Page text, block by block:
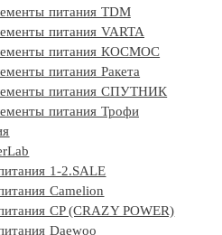
питания TDM
питания VARTA
питания КОСМОС
питания Ракета
питания СПУТНИК
питания Трофи
1-2.SALE
Camelion
CP (CRAZY POWER)
Daewoo